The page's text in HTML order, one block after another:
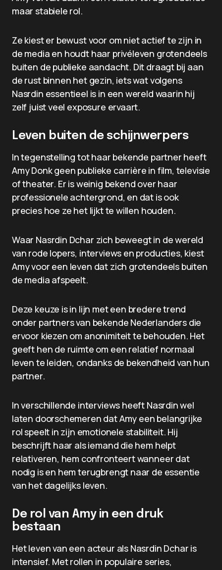
maar stabiele rol.
Ze kiest er bewust voor om niet actief te zijn in
de media en houdt haar privéleven grotendeels
buiten de publieke aandacht. Dit draagt bij aan
de rust binnen het gezin, iets wat volgens
Nasrdin essentieel is in een wereld waarin hij
zelf juist veel exposure ervaart.
Leven buiten de schijnwerpers
In tegenstelling tot haar bekende partner heeft
Amy Donk geen publieke carrière in film, televisie
of theater. Er is weinig bekend over haar
professionele achtergrond, en dat is ook
precies hoe ze het lijkt te willen houden.
Waar Nasrdin Dchar zich beweegt in de wereld
van rode lopers, interviews en producties, kiest
Amy voor een leven dat zich grotendeels buiten
de media afspeelt.
Deze keuze is in lijn met een bredere trend
onder partners van bekende Nederlanders die
ervoor kiezen om anonimiteit te behouden. Het
geeft hen de ruimte om een relatief normaal
leven te leiden, ondanks de bekendheid van hun
partner.
In verschillende interviews heeft Nasrdin wel
laten doorschemeren dat Amy een belangrijke
rol speelt in zijn emotionele stabiliteit. Hij
beschrijft haar als iemand die hem helpt
relativeren, hem confronteert wanneer dat
nodig is en hem terugbrengt naar de essentie
van het dagelijks leven.
De rol van Amy in een druk
bestaan
Het leven van een acteur als Nasrdin Dchar is
intensief. Met rollen in populaire series,